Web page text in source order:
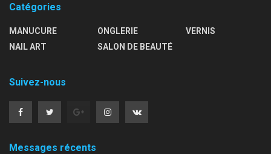
Catégories
MANUCURE
NAIL ART
ONGLERIE
SALON DE BEAUTÉ
VERNIS
Suivez-nous
Messages récents